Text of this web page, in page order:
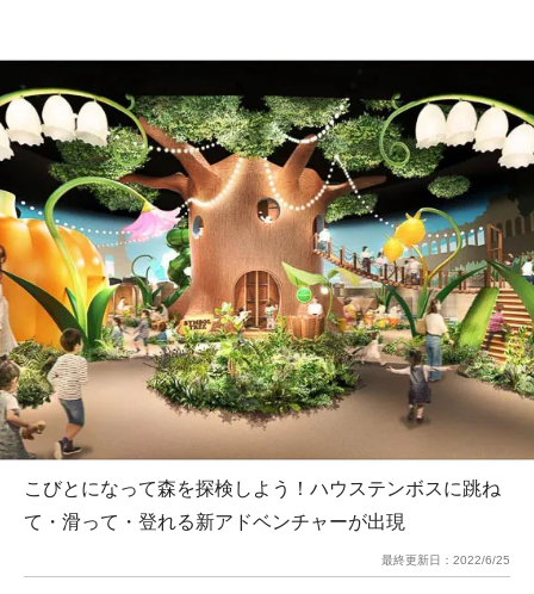
こびとになって森を探検しよう！ハウステンボスに跳ね
て・滑って・登れる新アドベンチャーが出現
最終更新日： 2022/6/25